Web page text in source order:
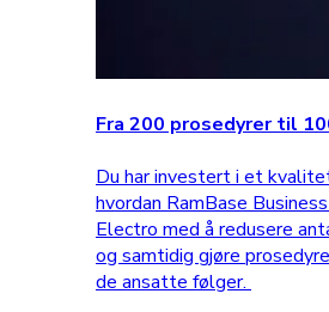
Fra 200 prosedyrer til
Du har investert i et
hvordan RamBase
Electro med å redusere
og samtidig gjøre
de ansatte følger.